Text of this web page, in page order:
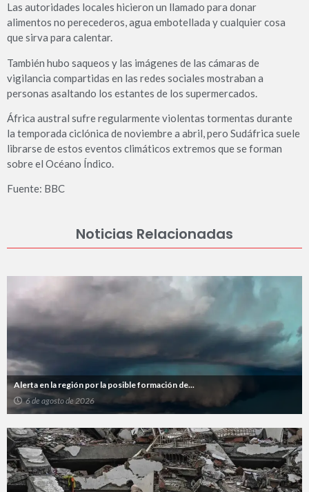
Las autoridades locales hicieron un llamado para donar
alimentos no perecederos, agua embotellada y cualquier cosa
que sirva para calentar.
También hubo saqueos y las imágenes de las cámaras de
vigilancia compartidas en las redes sociales mostraban a
personas asaltando los estantes de los supermercados.
África austral sufre regularmente violentas tormentas durante
la temporada ciclónica de noviembre a abril, pero Sudáfrica suele
librarse de estos eventos climáticos extremos que se forman
sobre el Océano Índico.
Fuente: BBC
Noticias Relacionadas
Alerta en la región por la posible formación de...
6 de agosto de 2026